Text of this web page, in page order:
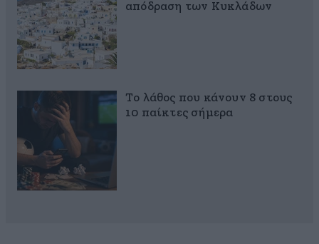
απόδραση των Κυκλάδων
Το λάθος που κάνουν 8 στους
10 παίκτες σήμερα